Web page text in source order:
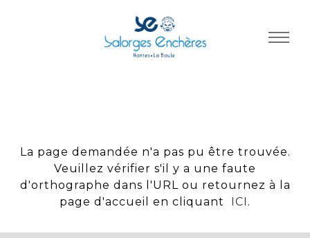
La page demandée n'a pas pu être trouvée.
Veuillez vérifier s'il y a une faute
d'orthographe dans l'URL ou retournez à la
page d'accueil en cliquant
ICI .